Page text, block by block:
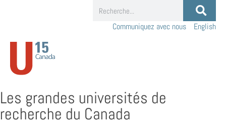
Communiquez avec nous English
Les grandes universités de
recherche du Canada